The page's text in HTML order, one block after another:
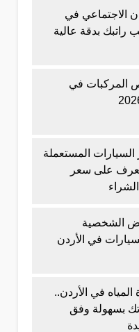
الاجتماعي في
راتبك بدقة عالية
المركبات في
المستعملة
على سعر
الشخصية
في الأردن
المياه في الأردن..
بسهولة وفق